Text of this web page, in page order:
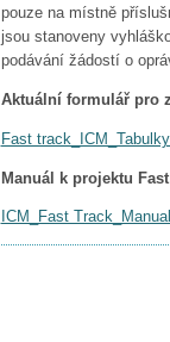
pouze na místně
jsou stanoveny
podávání žádostí o
Aktuální formulář pro
Fast
Manuál k projektu
ICM_Fast